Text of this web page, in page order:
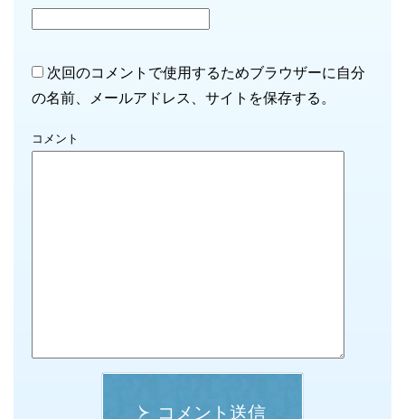
次回のコメントで使用するためブラウザーに自分
の名前、メールアドレス、サイトを保存する。
コメント
コメント送信